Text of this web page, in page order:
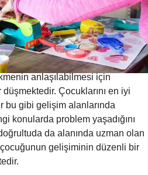
kıyasla daha zayıf ve geriden
edilmektedir. Çocuklar için önemli
gecikme mutlaka tedavi
anlaşılabilmesi için
Çocuklarını en iyi
bu gibi gelişim alanlarında
konularda problem yaşadığını
da alanında uzman olan
gelişiminin düzenli bir